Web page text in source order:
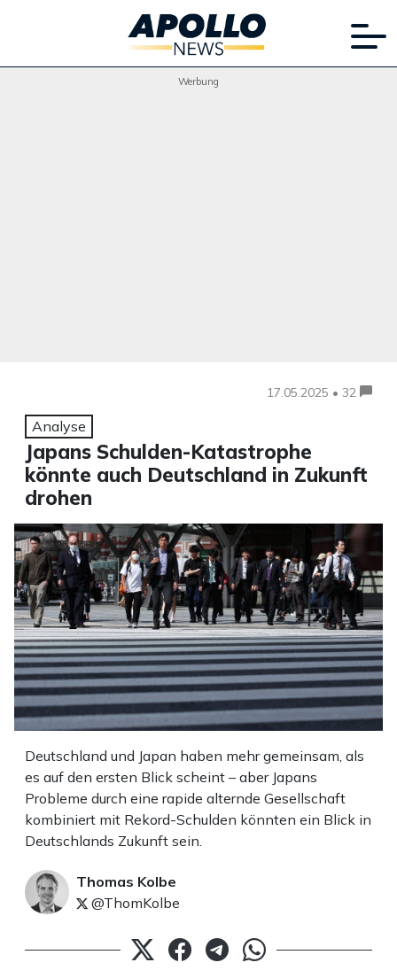
Werbung
17.05.2025 • 32
Analyse
Japans Schulden-Katastrophe
könnte auch Deutschland in Zukunft
drohen
Deutschland und Japan haben mehr gemeinsam, als
es auf den ersten Blick scheint – aber Japans
Probleme durch eine rapide alternde Gesellschaft
kombiniert mit Rekord-Schulden könnten ein Blick in
Deutschlands Zukunft sein.
Thomas Kolbe
@ThomKolbe